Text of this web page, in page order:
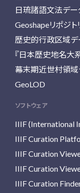
日琉諸語文法デー
Geoshapeリポジト
歴史的行政区域デ
『日本歴史地名大
幕末期近世村領域
GeoLOD
ソフトウェア
IIIF (International
IIIF Curation
IIIF Curation
IIIF Curation
IIIF Curation